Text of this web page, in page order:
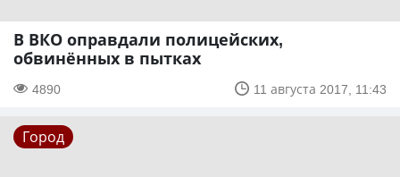
В ВКО оправдали полицейских,
обвинённых в пытках
4890 11 августа 2017, 11:43
Город